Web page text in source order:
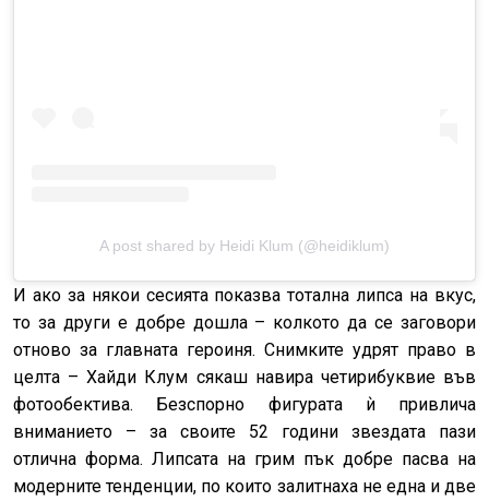
A post shared by Heidi Klum (@heidiklum)
И ако за някои сесията показва тотална липса на вкус,
то за други е добре дошла – колкото да се заговори
отново за главната героиня. Снимките удрят право в
целта – Хайди Клум сякаш навира четирибуквие във
фотообектива. Безспорно фигурата ѝ привлича
вниманието – за своите 52 години звездата пази
отлична форма. Липсата на грим пък добре пасва на
модерните тенденции, по които залитнаха не една и две